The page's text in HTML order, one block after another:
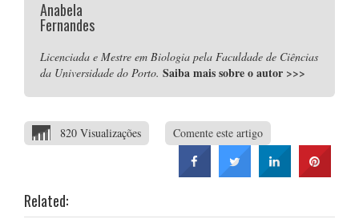
Anabela
Fernandes
Licenciada e Mestre em Biologia pela Faculdade de Ciências
da Universidade do Porto. Saiba mais sobre o autor >>>
820 Visualizações Comente este artigo
Related: